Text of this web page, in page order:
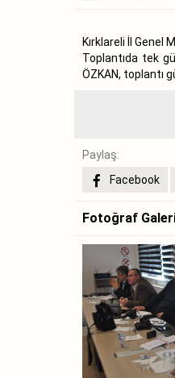
Kırklareli İl Genel
Toplantıda tek
ÖZKAN, toplantı
Paylaş:
Facebook
Fotoğraf